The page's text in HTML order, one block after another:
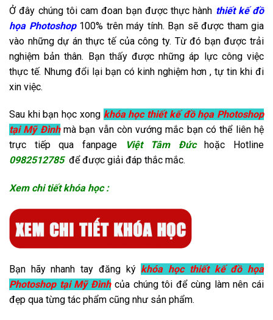
Ở đây chúng tôi cam đoan bạn được thực hành thiết kế đồ
họa Photoshop100% trên máy tính. Bạn sẽ được tham gia
vào những dự án thực tế của công ty. Từ đó bạn được trải
nghiệm bản thân. Bạn thấy được những áp lực công việc
thực tế. Nhưng đổi lại bạn có kinh nghiệm hơn , tự tin khi đi
xin việc.
Sau khi bạn học xong khóa học thiết kế đồ họa Photoshop
tại Mỹ Đìnhmà bạn vẫn còn vướng mắc bạn có thể liên hệ
trực tiếp qua fanpageViệt Tâm Đứchoặc Hotline
0982512785để được giải đáp thắc mắc.
Xem chi tiết khóa học :
Bạn hãy nhanh tay đăng ký khóa học thiết kế đồ họa
Photoshop tại Mỹ Đìnhcủa chúng tôi để cùng làm nên cái
đẹp qua từng tác phẩm cũng như sản phẩm.